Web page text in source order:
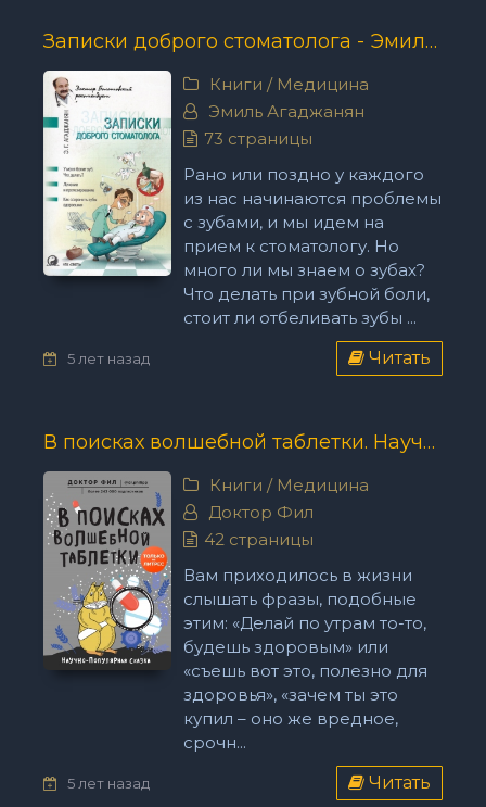
Записки доброго стоматолога - Эмиль Агаджанян
Книги / Медицина
Эмиль Агаджанян
73 страницы
Рано или поздно у каждого
из нас начинаются проблемы
с зубами, и мы идем на
прием к стоматологу. Но
много ли мы знаем о зубах?
Что делать при зубной боли,
стоит ли отбеливать зубы ...
5 лет назад Читать
В поисках волшебной таблетки. Научно-популярная сказка - Доктор Фил
Книги / Медицина
Доктор Фил
42 страницы
Вам приходилось в жизни
слышать фразы, подобные
этим: «Делай по утрам то-то,
будешь здоровым» или
«съешь вот это, полезно для
здоровья», «зачем ты это
купил – оно же вредное,
срочн...
5 лет назад Читать